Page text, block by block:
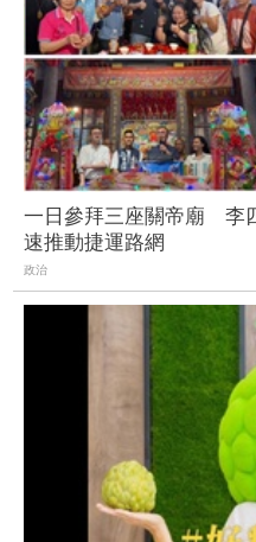
一日參拜三座關帝廟 李
速推動捷運路網
政治